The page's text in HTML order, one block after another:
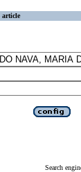
article
Search